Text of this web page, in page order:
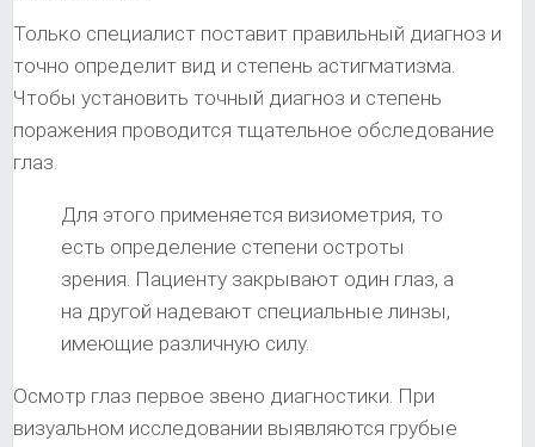
Только специалист поставит правильный диагноз и
точно определит вид и степень астигматизма.
Чтобы установить точный диагноз и степень
поражения проводится тщательное обследование
глаз.
Для этого применяется визиометрия, то
есть определение степени остроты
зрения. Пациенту закрывают один глаз, а
на другой надевают специальные линзы,
имеющие различную силу.
Осмотр глаз первое звено диагностики. При
визуальном исследовании выявляются грубые